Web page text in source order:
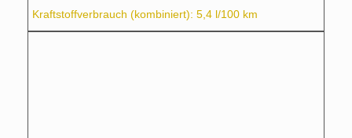
Kraftstoffverbrauch (kombiniert): 5,4 l/100 km